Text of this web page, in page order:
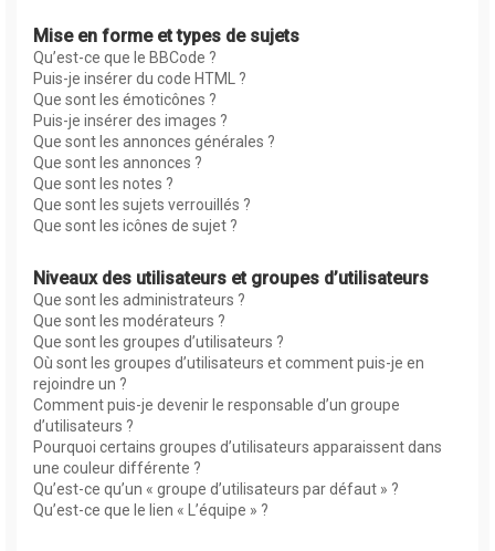
Mise en forme et types de sujets
Qu’est-ce que le BBCode ?
Puis-je insérer du code HTML ?
Que sont les émoticônes ?
Puis-je insérer des images ?
Que sont les annonces générales ?
Que sont les annonces ?
Que sont les notes ?
Que sont les sujets verrouillés ?
Que sont les icônes de sujet ?
Niveaux des utilisateurs et groupes d’utilisateurs
Que sont les administrateurs ?
Que sont les modérateurs ?
Que sont les groupes d’utilisateurs ?
Où sont les groupes d’utilisateurs et comment puis-je en
rejoindre un ?
Comment puis-je devenir le responsable d’un groupe
d’utilisateurs ?
Pourquoi certains groupes d’utilisateurs apparaissent dans
une couleur différente ?
Qu’est-ce qu’un « groupe d’utilisateurs par défaut » ?
Qu’est-ce que le lien « L’équipe » ?